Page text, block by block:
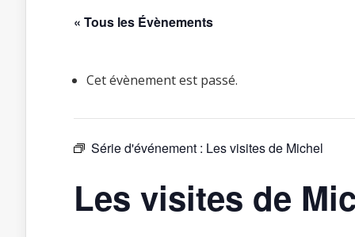
« Tous les Évènements
Cet évènement est passé.
Série d'événement : Les visites de Michel
Les visites de